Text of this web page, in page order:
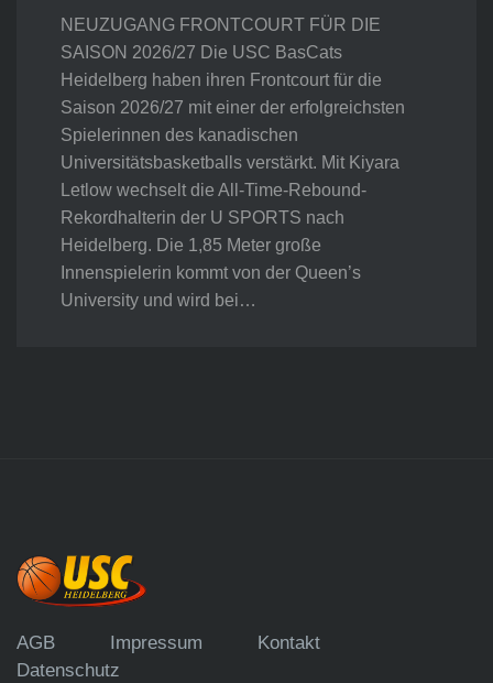
NEUZUGANG FRONTCOURT FÜR DIE
SAISON 2026/27 Die USC BasCats
Heidelberg haben ihren Frontcourt für die
Saison 2026/27 mit einer der erfolgreichsten
Spielerinnen des kanadischen
Universitätsbasketballs verstärkt. Mit Kiyara
Letlow wechselt die All-Time-Rebound-
Rekordhalterin der U SPORTS nach
Heidelberg. Die 1,85 Meter große
Innenspielerin kommt von der Queen’s
University und wird bei…
AGB Impressum
Kontakt
Datenschutz